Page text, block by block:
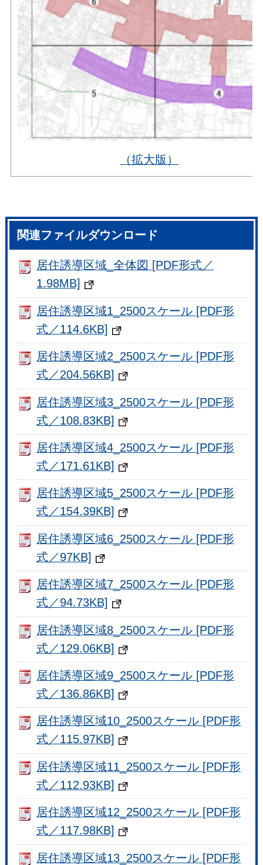
（拡大版）
関連ファイルダウンロード
居住誘導区域_全体図 [PDF形式／
1.98MB]
居住誘導区域1_2500スケール [PDF形
式／114.6KB]
居住誘導区域2_2500スケール [PDF形
式／204.56KB]
居住誘導区域3_2500スケール [PDF形
式／108.83KB]
居住誘導区域4_2500スケール [PDF形
式／171.61KB]
居住誘導区域5_2500スケール [PDF形
式／154.39KB]
居住誘導区域6_2500スケール [PDF形
式／97KB]
居住誘導区域7_2500スケール [PDF形
式／94.73KB]
居住誘導区域8_2500スケール [PDF形
式／129.06KB]
居住誘導区域9_2500スケール [PDF形
式／136.86KB]
居住誘導区域10_2500スケール [PDF形
式／115.97KB]
居住誘導区域11_2500スケール [PDF形
式／112.93KB]
居住誘導区域12_2500スケール [PDF形
式／117.98KB]
居住誘導区域13_2500スケール [PDF形